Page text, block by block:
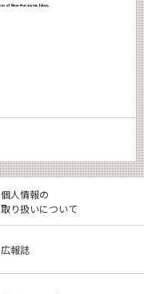
個人情報の
取り扱いについて
広報誌